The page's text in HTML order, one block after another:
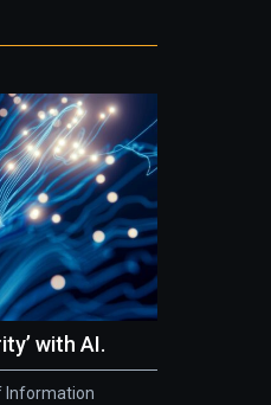
with AI.
Information